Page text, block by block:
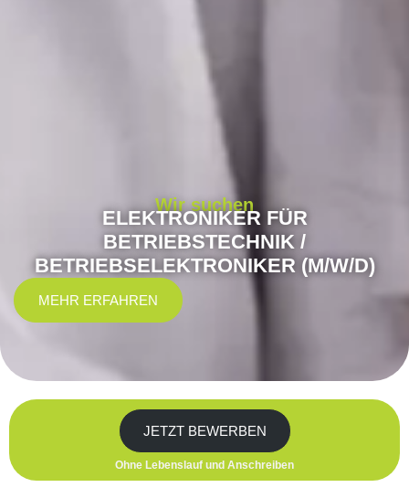
Wir suchen
ELEKTRONIKER FÜR
BETRIEBSTECHNIK /
BETRIEBSELEKTRONIKER (M/W/D)
MEHR ERFAHREN
JETZT BEWERBEN
Ohne Lebenslauf und Anschreiben